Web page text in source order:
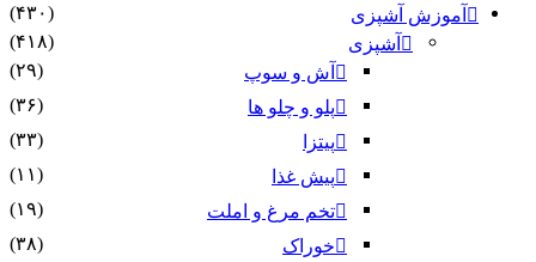
آموزش آشپزی
(۴۳۰)
آشپزی
(۴۱۸)
آش و سوپ
(۲۹)
پلو و چلو ها
(۳۶)
پیتزا
(۳۳)
پیش غذا
(۱۱)
تخم مرغ و املت
(۱۹)
خوراک
(۳۸)